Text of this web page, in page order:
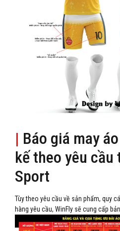
| Báo giá may
kế theo yêu cầu
Sport
Tùy theo yêu cầu về sản phẩm, quy
hàng yêu cầu, WinFly sẽ cung cấp